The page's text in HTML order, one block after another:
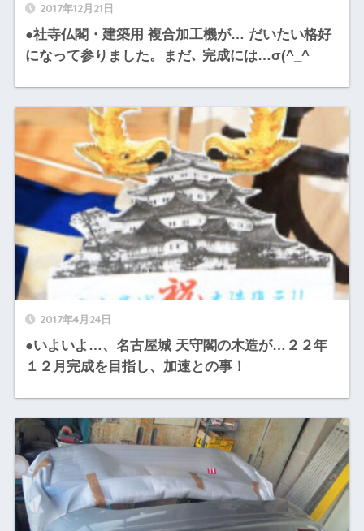
2017年12月21日
●社寺仏閣・建築用 複合加工機が… だいたい格好
になって参りました。まだ､ 完成には…σ(^_^
2017年4月24日
●いよいよ…、名古屋城 天守閣の木造が…２２年
１２月完成を目指し、加速との事！